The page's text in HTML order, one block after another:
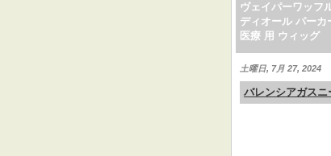
ヴェイパーワッフ
ディオール パーカ
医療 用 ウィッグ
土曜日, 7月 27, 2024
バレンシアガス